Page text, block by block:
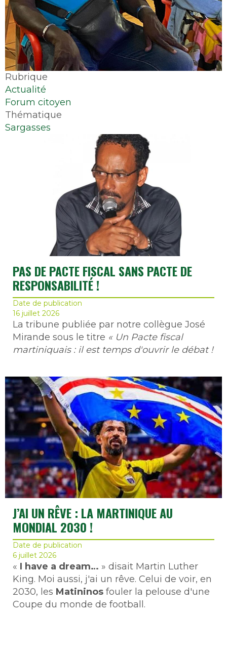
Rubrique
Actualité
Forum citoyen
Thématique
Sargasses
PAS DE PACTE FISCAL SANS PACTE DE
RESPONSABILITÉ !
Date de publication
16 juillet 2026
La tribune publiée par notre collègue José
Mirande sous le titre « Un Pacte fiscal
martiniquais : il est temps d'ouvrir le débat !
J’AI UN RÊVE : LA MARTINIQUE AU
MONDIAL 2030 !
Date de publication
6 juillet 2026
« I have a dream… » disait Martin Luther
King. Moi aussi, j'ai un rêve. Celui de voir, en
2030, les Matininos fouler la pelouse d'une
Coupe du monde de football.